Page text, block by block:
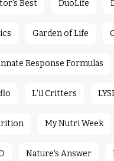
Best DuoLife
Garden of Life
Response Formulas
L'il Critters LYSI
My Nutri Week
Nature's Answer